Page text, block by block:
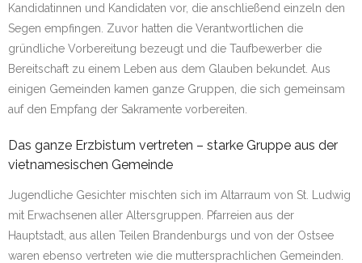
Kandidatinnen und Kandidaten vor, die anschließend einzeln den
Segen empfingen. Zuvor hatten die Verantwortlichen die
gründliche Vorbereitung bezeugt und die Taufbewerber die
Bereitschaft zu einem Leben aus dem Glauben bekundet. Aus
einigen Gemeinden kamen ganze Gruppen, die sich gemeinsam
auf den Empfang der Sakramente vorbereiten.
Das ganze Erzbistum vertreten – starke Gruppe aus der
vietnamesischen Gemeinde
Jugendliche Gesichter mischten sich im Altarraum von St. Ludwig
mit Erwachsenen aller Altersgruppen. Pfarreien aus der
Hauptstadt, aus allen Teilen Brandenburgs und von der Ostsee
waren ebenso vertreten wie die muttersprachlichen Gemeinden.